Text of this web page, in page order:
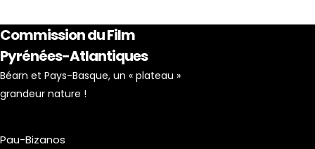
Commission du Film
Pyrénées-Atlantiques
Béarn et Pays-Basque, un « plateau »
grandeur nature !
Pau-Bizanos